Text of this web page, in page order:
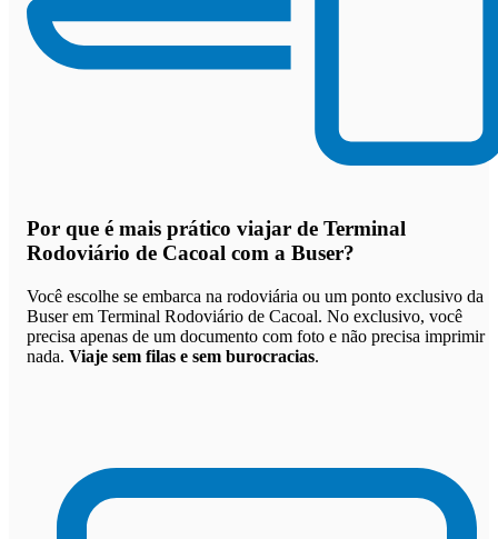
Por que é mais prático viajar de Terminal
Rodoviário de Cacoal com a Buser?
Você escolhe se embarca na rodoviária ou um ponto exclusivo da
Buser em Terminal Rodoviário de Cacoal. No exclusivo, você
precisa apenas de um documento com foto e não precisa imprimir
nada. Viaje sem filas e sem burocracias.